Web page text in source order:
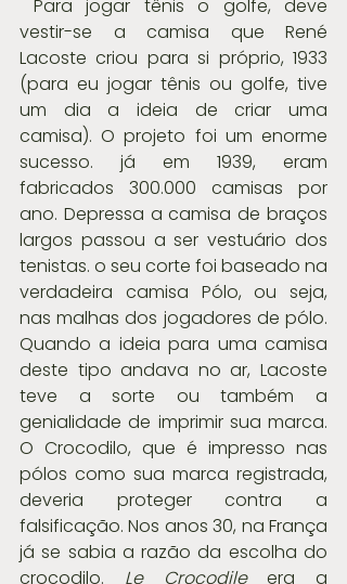
vestir-se a camisa que René
Lacoste criou para si próprio, 1933
(para eu jogar tênis ou golfe, tive
um dia a ideia de criar uma
camisa). O projeto foi um enorme
sucesso. já em 1939, eram
fabricados 300.000 camisas por
ano. Depressa a camisa de braços
largos passou a ser vestuário dos
tenistas. o seu corte foi baseado na
verdadeira camisa Pólo, ou seja,
nas malhas dos jogadores de pólo.
Quando a ideia para uma camisa
deste tipo andava no ar, Lacoste
teve a sorte ou também a
genialidade de imprimir sua marca.
O Crocodilo, que é impresso nas
pólos como sua marca registrada,
deveria proteger contra a
falsificação. Nos anos 30, na França
já se sabia a razão da escolha do
crocodilo. Le Crocodile era a